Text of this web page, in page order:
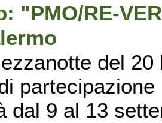
"PMO/RE-
del
dal 9 al 13